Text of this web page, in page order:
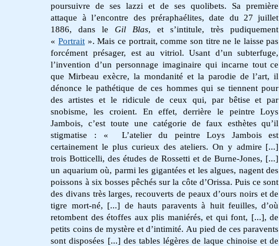
poursuivre de ses lazzi et de ses quolibets. Sa première
attaque à l’encontre des préraphaélites, date du 27 juillet
1886, dans leGil Blas, et s’intitule, très pudiquement
«Portrait ». Mais ce portrait, comme son titre ne le laisse pas
forcément présager, est au vitriol. Usant d’un subterfuge,
l’invention d’un personnage imaginaire qui incarne tout ce
que Mirbeau exècre, la mondanité et la parodie de l’art, il
dénonce le pathétique de ces hommes qui se tiennent pour
des artistes et le ridicule de ceux qui, par bêtise et par
snobisme, les croient. En effet, derrière le peintre Loys
Jambois, c’est toute une catégorie de faux esthètes qu’il
stigmatise : « L’atelier du peintre Loys Jambois est
certainement le plus curieux des ateliers. On y admire [...]
trois Botticelli, des études de Rossetti et de Burne-Jones, [...]
un aquarium où, parmi les gigantées et les algues, nagent des
poissons à six bosses pêchés sur la côte d’Orissa. Puis ce sont
des divans très larges, recouverts de peaux d’ours noirs et de
tigre mort-né, [...] de hauts paravents à huit feuilles, d’où
retombent des étoffes aux plis maniérés, et qui font, [...], de
petits coins de mystère et d’intimité. Au pied de ces paravents
sont disposées [...] des tables légères de laque chinoise et de